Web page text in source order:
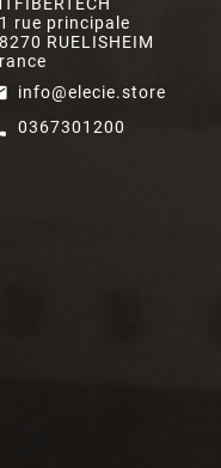
rue principale
RUELISHEIM
info@elecie.store
0367301200